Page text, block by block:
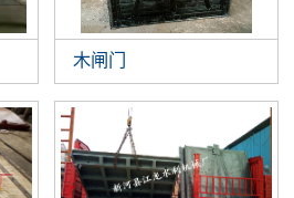
木闸门